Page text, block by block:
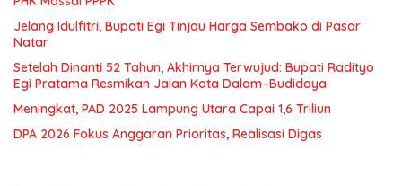
Jelang Idulfitri, Bupati Egi Tinjau Harga Sembako di Pasar
Natar
Setelah Dinanti 52 Tahun, Akhirnya Terwujud: Bupati Radityo
Egi Pratama Resmikan Jalan Kota Dalam–Budidaya
Meningkat, PAD 2025 Lampung Utara Capai 1,6 Triliun
DPA 2026 Fokus Anggaran Prioritas, Realisasi Digas